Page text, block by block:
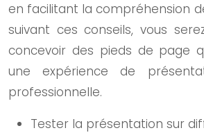
en facilitant la compréhension
suivant ces conseils, vous
concevoir des pieds de page
une expérience de
professionnelle.
Tester la présentation sur